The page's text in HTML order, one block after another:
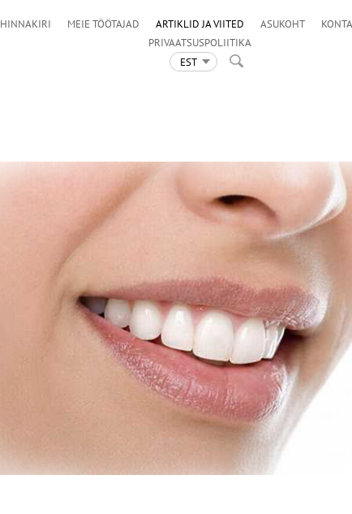
HINNAKIRI MEIE TÖÖTAJAD ARTIKLID JA VIITED ASUKOHT
PRIVAATSUSPOLIITIKA
EST